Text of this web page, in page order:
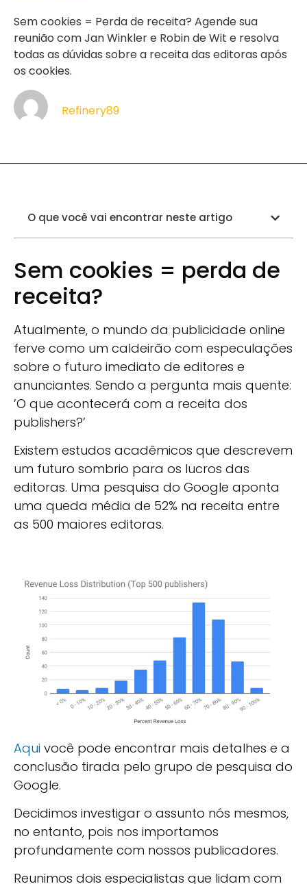
Sem cookies = Perda de receita? Agende sua
reunião com Jan Winkler e Robin de Wit e resolva
todas as dúvidas sobre a receita das editoras após
os cookies.
Refinery89
O que você vai encontrar neste artigo
Sem cookies = perda de
receita?
Atualmente, o mundo da publicidade online
ferve como um caldeirão com especulações
sobre o futuro imediato de editores e
anunciantes. Sendo a pergunta mais quente:
’O que acontecerá com a receita dos
publishers?’
Existem estudos acadêmicos que descrevem
um futuro sombrio para os lucros das
editoras. Uma pesquisa do Google aponta
uma queda média de 52% na receita entre
as 500 maiores editoras.
Aqui você pode encontrar mais detalhes e a
conclusão tirada pelo grupo de pesquisa do
Google.
Decidimos investigar o assunto nós mesmos,
no entanto, pois nos importamos
profundamente com nossos publicadores.
Reunimos dois especialistas que lidam com